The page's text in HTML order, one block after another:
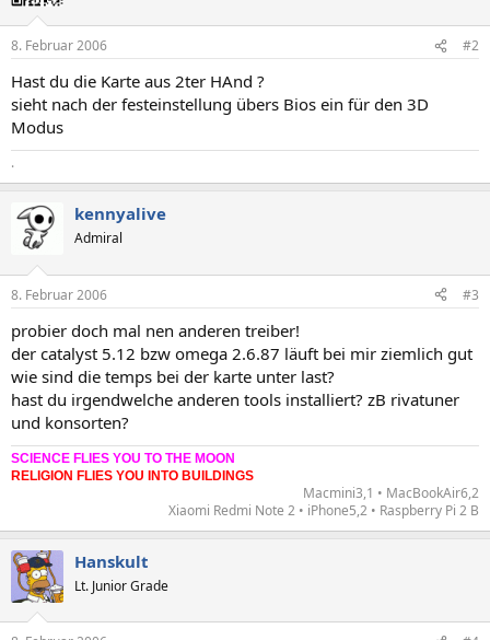
8. Februar 2006 #2
Hast du die Karte aus 2ter HAnd ?
sieht nach der festeinstellung übers Bios ein für den 3D
Modus
.
kennyalive
Admiral
8. Februar 2006 #3
probier doch mal nen anderen treiber!
der catalyst 5.12 bzw omega 2.6.87 läuft bei mir ziemlich gut
wie sind die temps bei der karte unter last?
hast du irgendwelche anderen tools installiert? zB rivatuner
und konsorten?
SCIENCE FLIES YOU TO THE MOON
RELIGION FLIES YOU INTO BUILDINGS
Macmini3,1 • MacBookAir6,2
Xiaomi Redmi Note 2 • iPhone5,2 • Raspberry Pi 2 B​
Hanskult
Lt. Junior Grade